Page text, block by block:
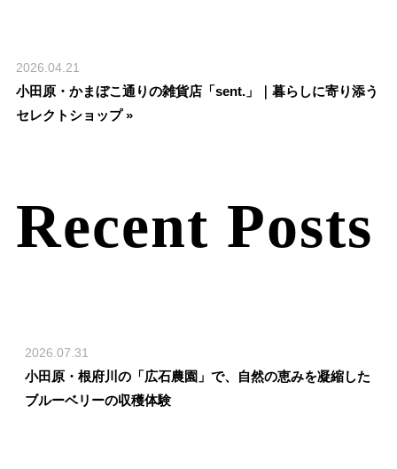
2026.04.21
小田原・かまぼこ通りの雑貨店「sent.」｜暮らしに寄り添う
セレクトショップ »
Recent Posts
2026.07.31
小田原・根府川の「広石農園」で、自然の恵みを凝縮した
ブルーベリーの収穫体験